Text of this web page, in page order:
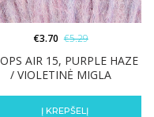
AIR 15, PURPLE HAZE
/ VIOLETINĖ MIGLA
€3.70 €5.29
Į KREPŠELĮ